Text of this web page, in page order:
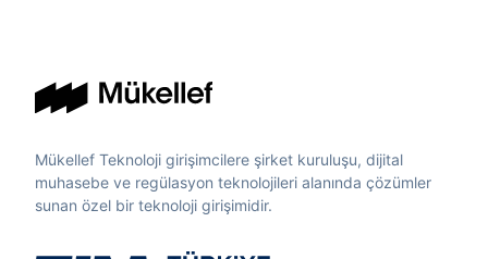
Mükellef Teknoloji girişimcilere şirket kuruluşu, dijital
muhasebe ve regülasyon teknolojileri alanında çözümler
sunan özel bir teknoloji girişimidir.